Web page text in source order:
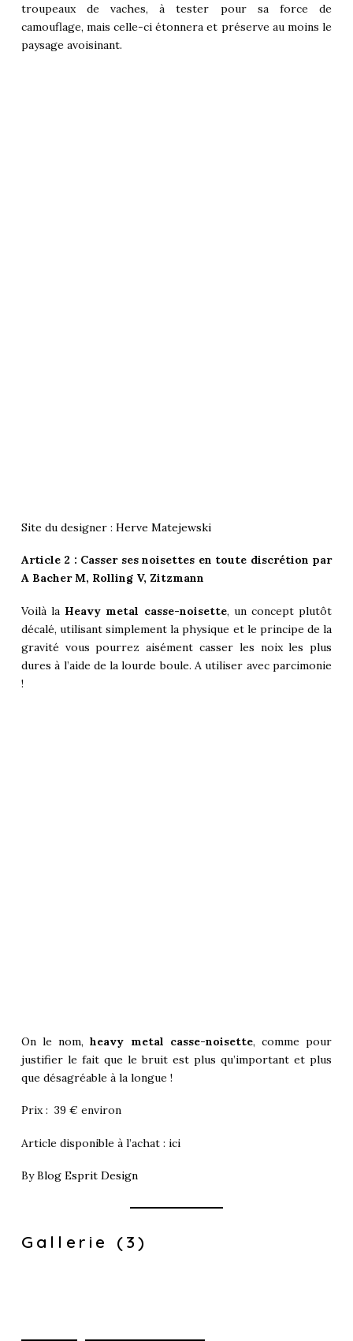
troupeaux de vaches, à tester pour sa force de
camouflage, mais celle-ci étonnera et préserve au moins le
paysage avoisinant.
Site du designer : Herve Matejewski
Article 2 : Casser ses noisettes en toute discrétion par
A Bacher M, Rolling V, Zitzmann
Voilà la Heavy metal casse-noisette, un concept plutôt
décalé, utilisant simplement la physique et le principe de la
gravité vous pourrez aisément casser les noix les plus
dures à l’aide de la lourde boule. A utiliser avec parcimonie
!
On le nom,heavy metal casse-noisette, comme pour
justifier le fait que le bruit est plus qu’important et plus
que désagréable à la longue !
Prix : 39 € environ
Article disponible à l’achat : ici
ByBlog Esprit Design
Gallerie (3)